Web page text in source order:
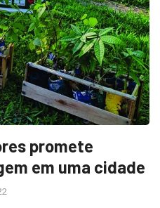
promete
em uma cidade